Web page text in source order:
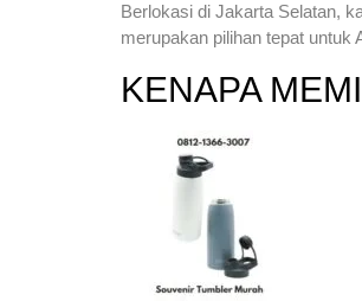
Berlokasi di Jakarta Selatan,
merupakan pilihan tepat untuk
KENAPA